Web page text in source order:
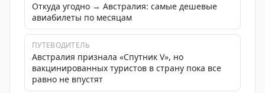
Откуда угодно → Австралия: самые дешевые
авиабилеты по месяцам
ПУТЕВОДИТЕЛЬ
Австралия признала «Спутник V», но
вакцинированных туристов в страну пока все
равно не впустят